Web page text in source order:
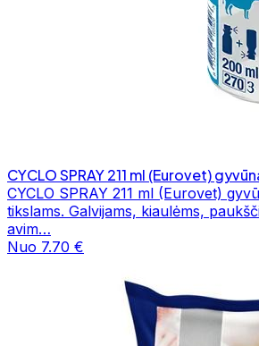
CYCLO SPRAY 211 ml (Eurovet)
CYCLO SPRAY 211 ml (Eurovet)
tikslams. Galvijams, kiaulėms,
avim…
Nuo 7.70 €